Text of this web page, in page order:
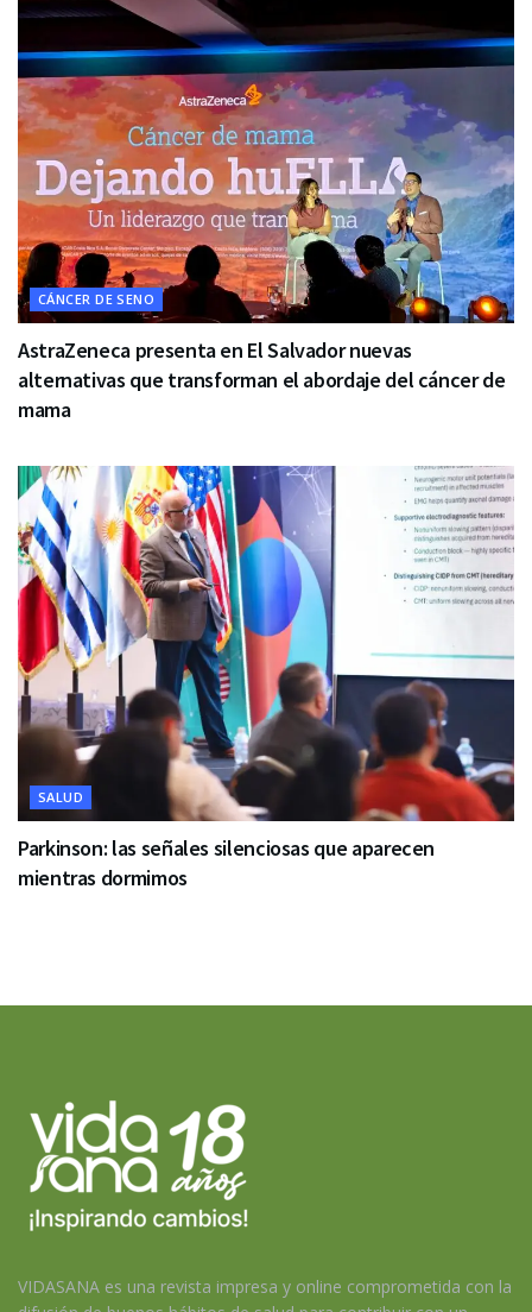
CÁNCER DE SENO
AstraZeneca presenta en El Salvador nuevas
alternativas que transforman el abordaje del cáncer de
mama
SALUD
Parkinson: las señales silenciosas que aparecen
mientras dormimos
VIDASANA es una revista impresa y online comprometida con la